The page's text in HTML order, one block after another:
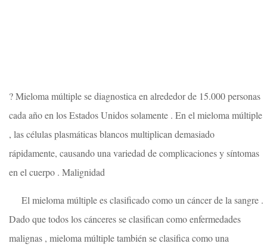
? Mieloma múltiple se diagnostica en alrededor de 15.000 personas
cada año en los Estados Unidos solamente . En el mieloma múltiple
, las células plasmáticas blancos multiplican demasiado
rápidamente, causando una variedad de complicaciones y síntomas
en el cuerpo . Malignidad
El mieloma múltiple es clasificado como un cáncer de la sangre .
Dado que todos los cánceres se clasifican como enfermedades
malignas , mieloma múltiple también se clasifica como una